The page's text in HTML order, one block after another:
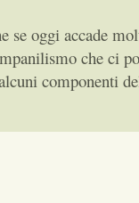
oggi accade
che ci
componenti